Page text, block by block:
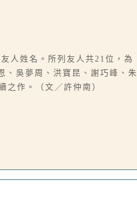
人姓名。所列友人共21位，
吳夢周、洪寶昆、謝巧峰、
之作。（文／許仲南）